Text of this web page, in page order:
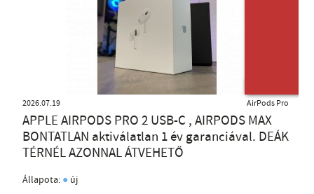
2026.07.19 AirPods Pro
APPLE AIRPODS PRO 2 USB-C , AIRPODS MAX
BONTATLAN aktiválatlan 1 év garanciával. DEÁK
TÉRNÉL AZONNAL ÁTVEHETŐ
Állapota: ● új